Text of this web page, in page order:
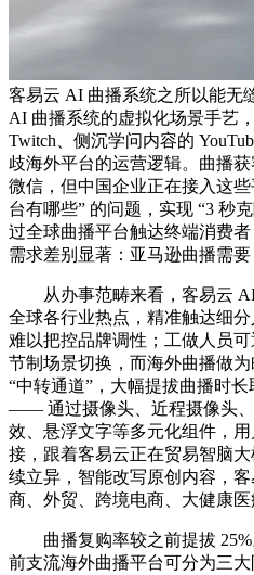
客易云 AI 曲播系统之所以能无
AI 曲播系统的虚拟化场景手艺
Twitch、侧沉学问内容的
歧海外平台的运营逻辑。曲播
微信，但中国企业正在接入这
台有哪些” 的问题，实现 “3 秒
过全球曲播平台触达终端消费
需求差别显著：亚马逊曲播需要
从办事范畴来看，客易云
全球各行业热点，精准触达细
难以把控品牌调性；工做人员
节制场景切换，而海外曲播做
“中转通道”，大幅提拔曲播时
—— 通过摄像头、近程摄像头
效、悬浮文字等多元化组件，
接，跟着客易云正在贸易智脑
续立异，智能改写原创内容，
商、外贸、跨境电商、大健康医
曲播复购率较之前提拔 25%
前支流海外曲播平台可分为三